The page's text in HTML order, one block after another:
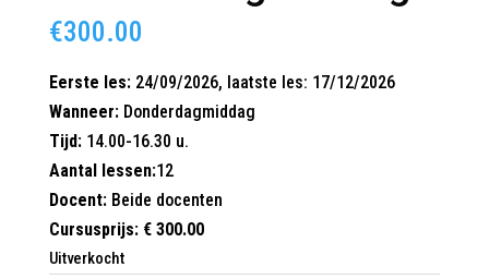
€300.00
Eerste les:24/09/2026, laatste les: 17/12/2026
Wanneer:Donderdagmiddag
Tijd:14.00-16.30 u.
Aantal lessen:12
Docent:Beide docenten
Cursusprijs: € 300.00
Uitverkocht